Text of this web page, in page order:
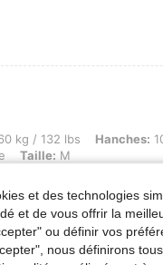
Hanches: 108 cm / 43 in,
kg / 132 lbs Hanches:
Taille: M
et des technologies
et de vous offrir la
ou définir vos
nous définirons